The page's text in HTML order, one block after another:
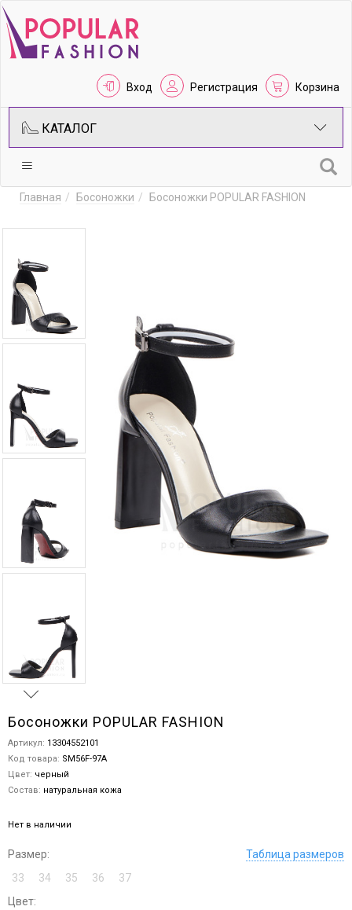
Вход Регистрация Корзина
КАТАЛОГ
Главная Босоножки Босоножки POPULAR FASHION
Босоножки POPULAR FASHION
Артикул: 13304552101
Код товара: SM56F-97A
Цвет: черный
Состав: натуральная кожа
Нет в наличии
Размер:
Таблица размеров
33
34 35 36
37
Цвет: